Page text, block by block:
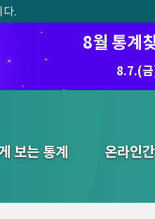
다.
8월 통계
8.7.(
보는 통계 온라인